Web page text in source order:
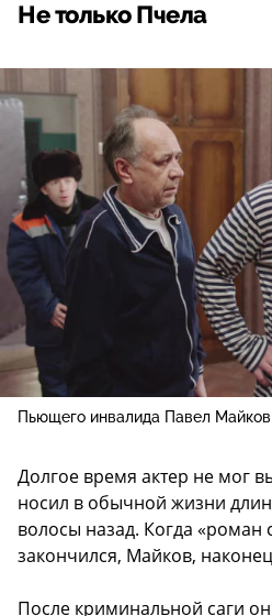
Не только Пчела
Пьющего инвалида Павел
Долгое время актер не мог
носил в обычной жизни
волосы назад. Когда «роман
закончился, Майков,
После криминальной саги